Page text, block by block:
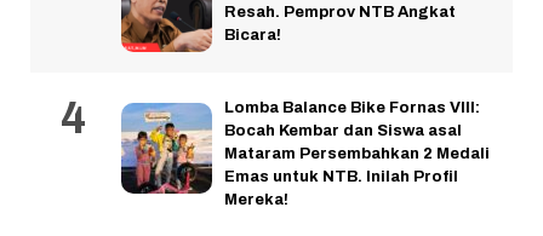
Resah. Pemprov NTB Angkat
Bicara!
Lomba Balance Bike Fornas VIII:
Bocah Kembar dan Siswa asal
Mataram Persembahkan 2 Medali
Emas untuk NTB. Inilah Profil
Mereka!